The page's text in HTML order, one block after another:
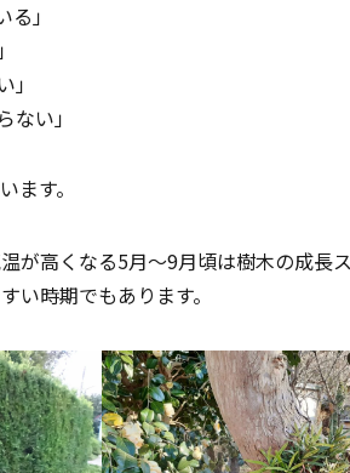
」
」
ない」
ます。
が高くなる5月〜9月頃は樹木の成長
い時期でもあります。